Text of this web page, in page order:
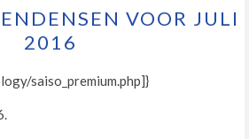
VOOR JULI
2016
saiso_premium.php]}